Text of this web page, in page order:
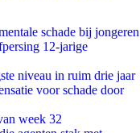
schade bij jongeren
12-jarige
niveau in ruim drie jaar
voor schade door
week 32